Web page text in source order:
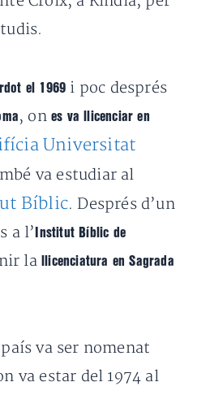
el 1969 i poc després
, ones va llicenciar en
Universitat
va estudiar al
Bíblic. Després d’un
a l’ Institut Bíblic de
la llicenciatura en Sagrada
va ser nomenat
va estar del 1974 al